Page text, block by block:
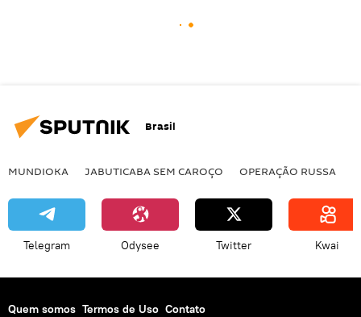
Brasil
MUNDIOKA JABUTICABA SEM CAROÇO OPERAÇÃO RUSSA
Telegram Odysee Twitter Kwai
Quem somos Termos de Uso Contato